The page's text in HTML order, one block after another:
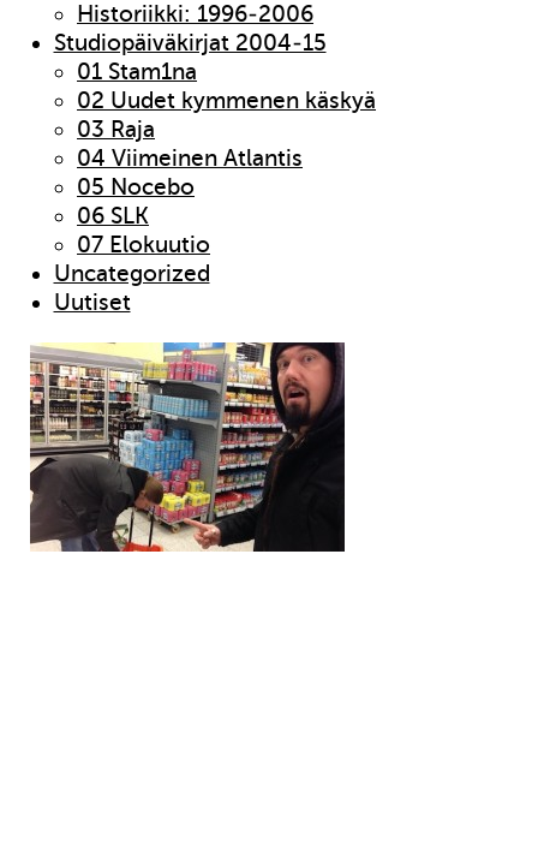
Historiikki: 1996-2006
Studiopäiväkirjat 2004-15
01 Stam1na
02 Uudet kymmenen käskyä
03 Raja
04 Viimeinen Atlantis
05 Nocebo
06 SLK
07 Elokuutio
Uncategorized
Uutiset